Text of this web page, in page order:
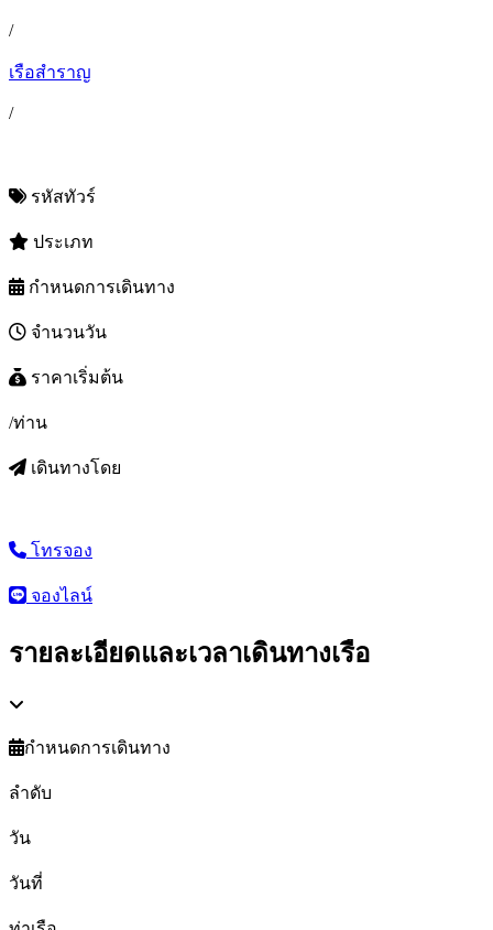
/
เรือสำราญ
/
รหัสทัวร์
ประเภท
กำหนดการเดินทาง
จำนวนวัน
ราคาเริ่มต้น
/ท่าน
เดินทางโดย
โทรจอง
จองไลน์
รายละเอียดและเวลาเดินทางเรือ
กำหนดการเดินทาง
ลำดับ
วัน
วันที่